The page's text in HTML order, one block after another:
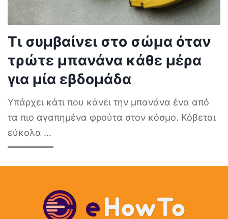
Τι συμβαίνει στο σώμα όταν
τρώτε μπανάνα κάθε μέρα
για μία εβδομάδα
Υπάρχει κάτι που κάνει την μπανάνα ένα από
τα πιο αγαπημένα φρούτα στον κόσμο. Κόβεται
εύκολα ...